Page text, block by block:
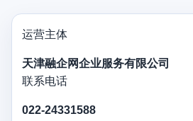
运营主体
天津融企网企业服务有限公司
联系电话
022-24331588